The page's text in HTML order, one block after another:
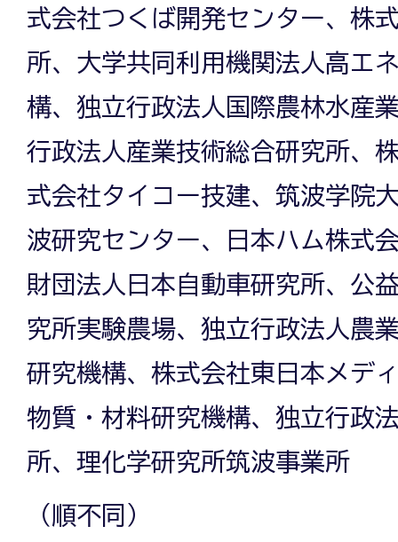
式会社つくば開発センター、株
所、大学共同利用機関法人高エ
構、独立行政法人国際農林水産
行政法人産業技術総合研究所、
式会社タイコー技建、筑波学院
波研究センター、日本ハム株式
財団法人日本自動車研究所、公
究所実験農場、独立行政法人農
研究機構、株式会社東日本メデ
物質・材料研究機構、独立行政
所、理化学研究所筑波事業所
（順不同）